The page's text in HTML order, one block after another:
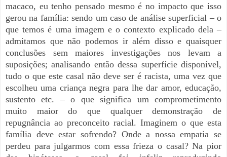
macaco, eu tenho pensado mesmo é no impacto que isso
gerou na família: sendo um caso de análise superficial – o
que temos é uma imagem e o contexto explicado dela –
admitamos que não podemos ir além disso e quaisquer
conclusões sem maiores investigações nos levam a
suposições; analisando então dessa superfície disponível,
tudo o que este casal não deve ser é racista, uma vez que
escolheu uma criança negra para lhe dar amor, educação,
sustento etc. – o que significa um comprometimento
muito maior do que qualquer demonstração de
repugnância ao preconceito racial. Imaginem o que esta
família deve estar sofrendo? Onde a nossa empatia se
perdeu para julgarmos com essa frieza o casal? Na pior